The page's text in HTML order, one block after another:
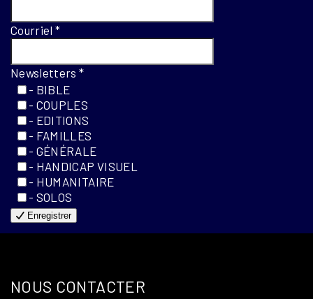
Courriel*
Newsletters*
- BIBLE
- COUPLES
- EDITIONS
- FAMILLES
- GÉNÉRALE
- HANDICAP VISUEL
- HUMANITAIRE
- SOLOS
Enregistrer
NOUS CONTACTER